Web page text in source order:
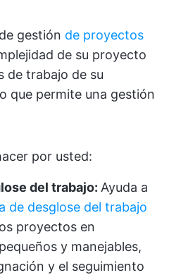
gestión de proyectos
de su proyecto
de trabajo de su
que permite una gestión
por usted:
del trabajo: Ayuda a
de desglose del trabajo
proyectos en
y manejables,
y el seguimiento